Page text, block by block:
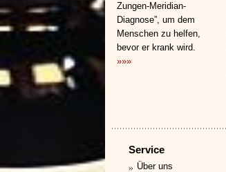
Zungen-Meridian-
Diagnose”, um dem
Menschen zu helfen,
bevor er krank wird.
»»»
Service
Über uns